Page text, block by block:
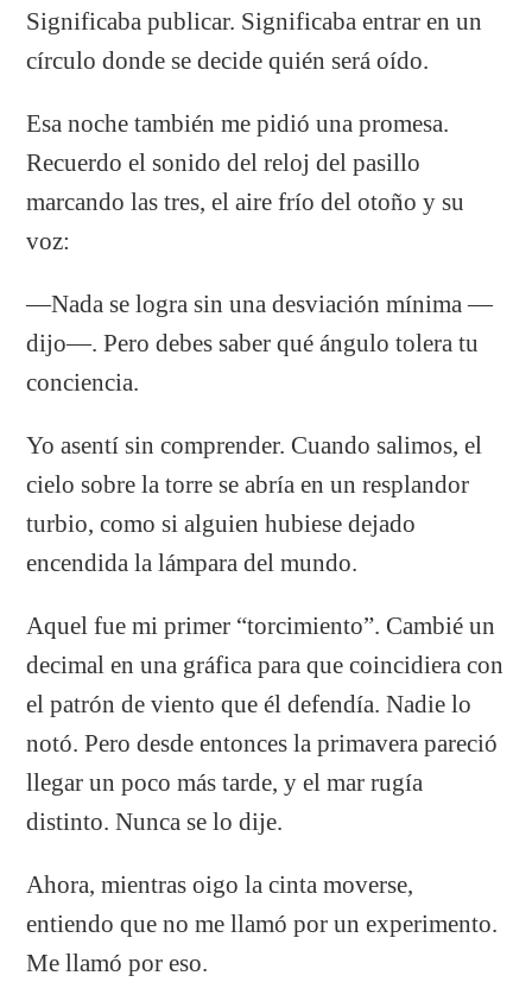
Significaba publicar. Significaba entrar en un
círculo donde se decide quién será oído.
Esa noche también me pidió una promesa.
Recuerdo el sonido del reloj del pasillo
marcando las tres, el aire frío del otoño y su
voz:
—Nada se logra sin una desviación mínima —
dijo—. Pero debes saber qué ángulo tolera tu
conciencia.
Yo asentí sin comprender. Cuando salimos, el
cielo sobre la torre se abría en un resplandor
turbio, como si alguien hubiese dejado
encendida la lámpara del mundo.
Aquel fue mi primer “torcimiento”. Cambié un
decimal en una gráfica para que coincidiera con
el patrón de viento que él defendía. Nadie lo
notó. Pero desde entonces la primavera pareció
llegar un poco más tarde, y el mar rugía
distinto. Nunca se lo dije.
Ahora, mientras oigo la cinta moverse,
entiendo que no me llamó por un experimento.
Me llamó por eso.